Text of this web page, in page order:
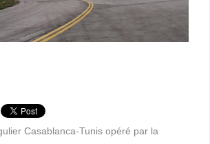
Casablanca-Tunis opéré par la